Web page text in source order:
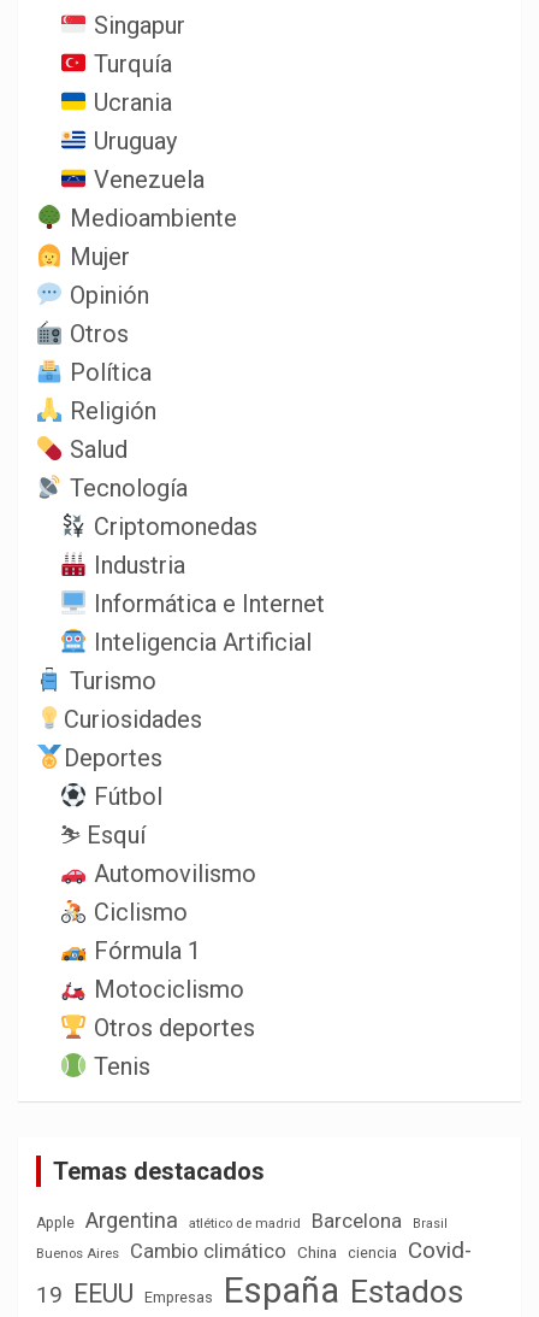
Singapur
Turquía
Ucrania
Uruguay
Venezuela
Medioambiente
Mujer
Opinión
Otros
Política
Religión
Salud
Tecnología
Criptomonedas
Industria
Informática e Internet
Inteligencia Artificial
Turismo
Curiosidades
Deportes
Fútbol
⛷️ Esquí
Automovilismo
Ciclismo
Fórmula 1
Motociclismo
Otros deportes
Tenis
Temas destacados
Apple Argentina atlético de madrid Barcelona
Brasil
Buenos Aires
Cambio climático China ciencia
Covid-
19 EEUU Empresas España Estados